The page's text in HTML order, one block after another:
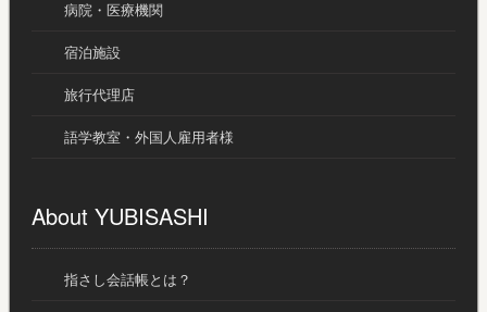
病院・医療機関
宿泊施設
旅行代理店
語学教室・外国人雇用者様
About YUBISASHI
指さし会話帳とは？